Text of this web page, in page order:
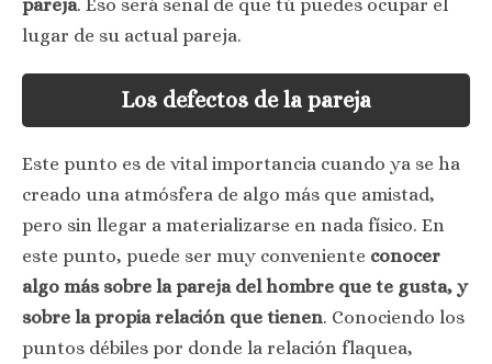
pareja. Eso será señal de que tú puedes ocupar el
lugar de su actual pareja.
Los defectos de la pareja
Este punto es de vital importancia cuando ya se ha
creado una atmósfera de algo más que amistad,
pero sin llegar a materializarse en nada físico. En
este punto, puede ser muy conveniente conocer
algo más sobre la pareja del hombre que te gusta, y
sobre la propia relación que tienen. Conociendo los
puntos débiles por donde la relación flaquea,